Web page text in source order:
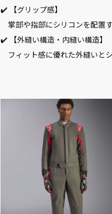
✔️ 【グリップ感】
掌部や指部にシリコンを配置
✔️ 【外縫い構造・内縫い構造】
フィット感に優れた外縫いと